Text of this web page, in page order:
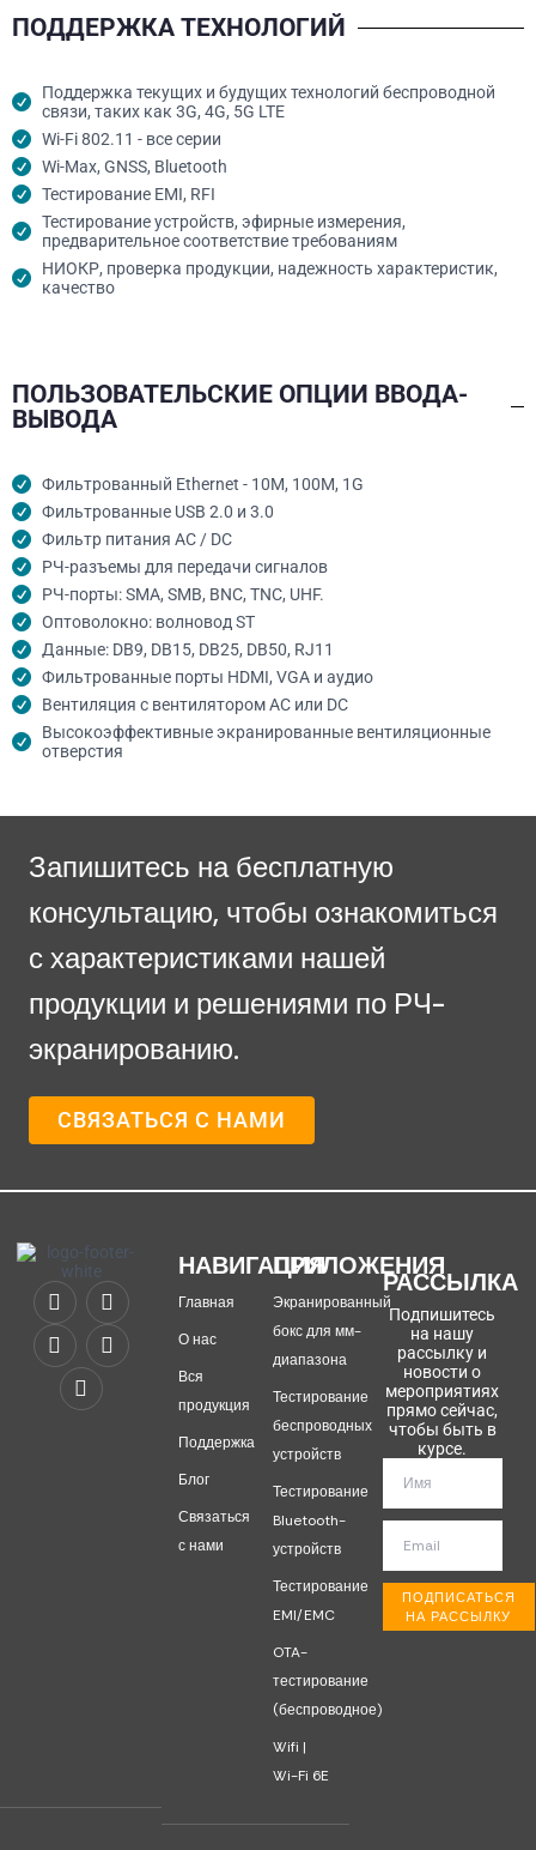
ПОДДЕРЖКА ТЕХНОЛОГИЙ
Поддержка текущих и будущих технологий беспроводной
связи, таких как 3G, 4G, 5G LTE
Wi-Fi 802.11 - все серии
Wi-Max, GNSS, Bluetooth
Тестирование EMI, RFI
Тестирование устройств, эфирные измерения,
предварительное соответствие требованиям
НИОКР, проверка продукции, надежность характеристик,
качество
ПОЛЬЗОВАТЕЛЬСКИЕ ОПЦИИ ВВОДА-
ВЫВОДА
Фильтрованный Ethernet - 10M, 100M, 1G
Фильтрованные USB 2.0 и 3.0
Фильтр питания AC / DC
РЧ-разъемы для передачи сигналов
РЧ-порты: SMA, SMB, BNC, TNC, UHF.
Оптоволокно: волновод ST
Данные: DB9, DB15, DB25, DB50, RJ11
Фильтрованные порты HDMI, VGA и аудио
Вентиляция с вентилятором AC или DC
Высокоэффективные экранированные вентиляционные
отверстия
Запишитесь на бесплатную
консультацию, чтобы ознакомиться
с характеристиками нашей
продукции и решениями по РЧ-
экранированию.
СВЯЗАТЬСЯ С НАМИ
НАВИГАЦИЯ
Главная
О нас
Вся
продукция
Поддержка
Блог
Связаться
с нами
ПРИЛОЖЕНИЯ
Экранированный
бокс для мм-
диапазона
Тестирование
беспроводных
устройств
Тестирование
Bluetooth-
устройств
Тестирование
EMI/EMC
OTA-
тестирование
(беспроводное)
Wifi |
Wi-Fi 6E
РАССЫЛКА
Подпишитесь
на нашу
рассылку и
новости о
мероприятиях
прямо сейчас,
чтобы быть в
курсе.
ПОДПИСАТЬСЯ
НА РАССЫЛКУ